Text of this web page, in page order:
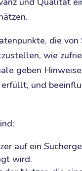
die von
wie
geben
und
auf ein
wird.